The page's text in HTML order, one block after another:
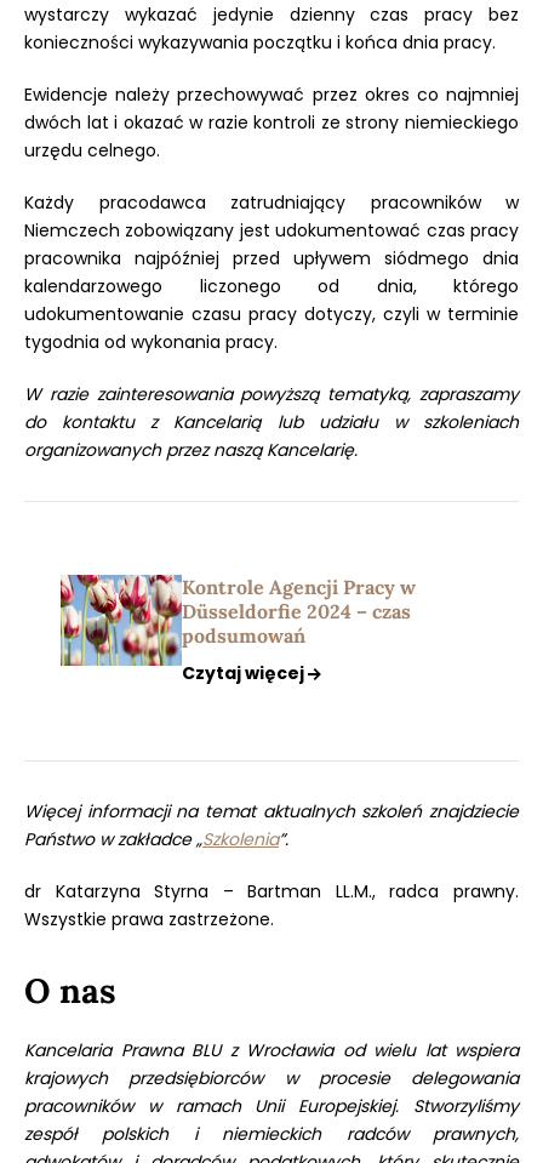
wystarczy wykazać jedynie dzienny czas pracy bez
konieczności wykazywania początku i końca dnia pracy.
Ewidencje należy przechowywać przez okres co najmniej
dwóch lat i okazać w razie kontroli ze strony niemieckiego
urzędu celnego.
Każdy pracodawca zatrudniający pracowników w
Niemczech zobowiązany jest udokumentować czas pracy
pracownika najpóźniej przed upływem siódmego dnia
kalendarzowego liczonego od dnia, którego
udokumentowanie czasu pracy dotyczy, czyli w terminie
tygodnia od wykonania pracy.
W razie zainteresowania powyższą tematyką, zapraszamy
do kontaktu z Kancelarią lub udziału w szkoleniach
organizowanych przez naszą Kancelarię.
Kontrole Agencji Pracy w
Düsseldorfie 2024 – czas
podsumowań
Czytaj więcej
Więcej informacji na temat aktualnych szkoleń znajdziecie
Państwo w zakładce „Szkolenia”.
dr Katarzyna Styrna – Bartman LL.M., radca prawny.
Wszystkie prawa zastrzeżone.
O nas
Kancelaria Prawna BLU z Wrocławia od wielu lat wspiera
krajowych przedsiębiorców w procesie delegowania
pracowników w ramach Unii Europejskiej. Stworzyliśmy
zespół polskich i niemieckich radców prawnych,